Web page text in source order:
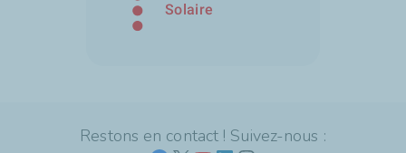
Solaire
Restons en contact ! Suivez-nous :